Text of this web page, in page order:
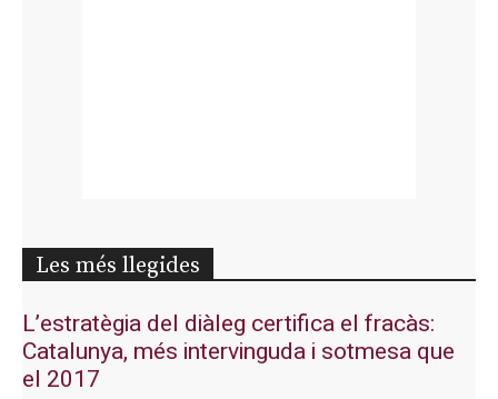
Les més llegides
L’estratègia del diàleg certifica el fracàs:
Catalunya, més intervinguda i sotmesa que
el 2017